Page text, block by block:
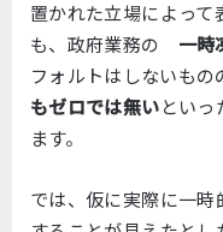
置かれた立場によっ
も、政府業務の 一時
フォルトはしないもの
もゼロでは無いとい
ます。
では、仮に実際に一